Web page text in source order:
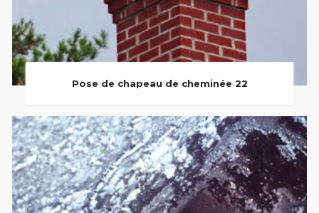
Pose de chapeau de cheminée 22